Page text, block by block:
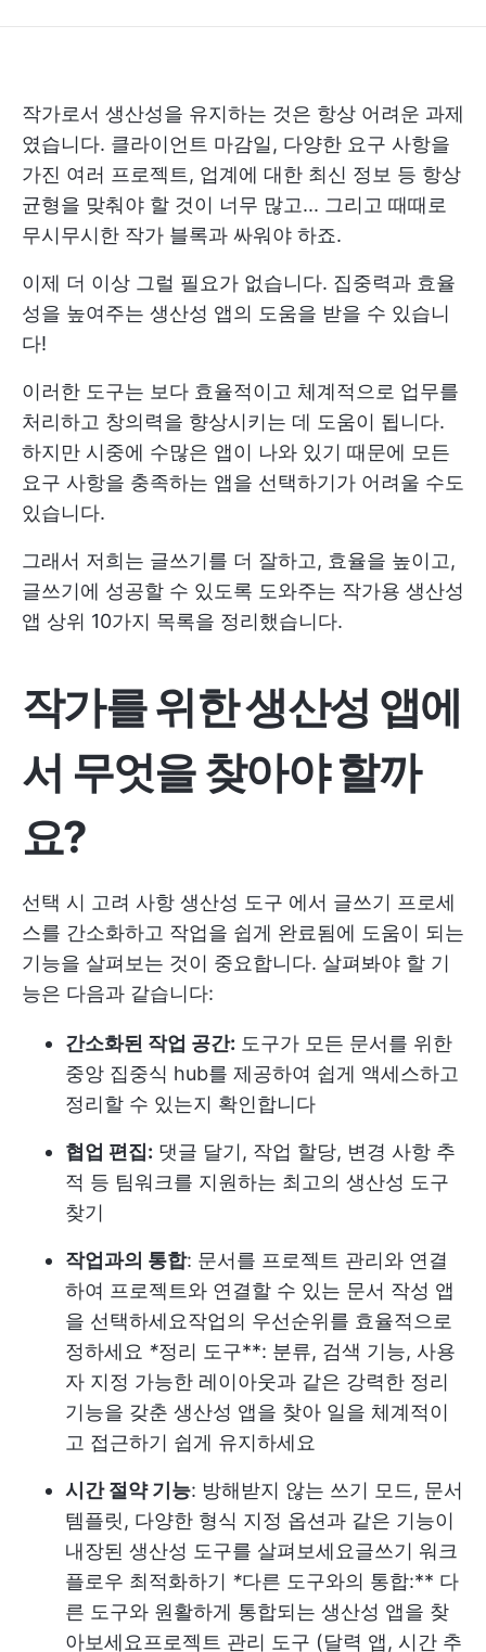
작가로서 생산성을 유지하는 것은 항상 어려운 과제
였습니다. 클라이언트 마감일, 다양한 요구 사항을
가진 여러 프로젝트, 업계에 대한 최신 정보 등 항상
균형을 맞춰야 할 것이 너무 많고... 그리고 때때로
무시무시한 작가 블록과 싸워야 하죠.
이제 더 이상 그럴 필요가 없습니다. 집중력과 효율
성을 높여주는 생산성 앱의 도움을 받을 수 있습니
다!
이러한 도구는 보다 효율적이고 체계적으로 업무를
처리하고 창의력을 향상시키는 데 도움이 됩니다.
하지만 시중에 수많은 앱이 나와 있기 때문에 모든
요구 사항을 충족하는 앱을 선택하기가 어려울 수도
있습니다.
그래서 저희는 글쓰기를 더 잘하고, 효율을 높이고,
글쓰기에 성공할 수 있도록 도와주는 작가용 생산성
앱 상위 10가지 목록을 정리했습니다.
작가를 위한 생산성 앱에
서 무엇을 찾아야 할까
요?
선택 시 고려 사항 생산성 도구 에서 글쓰기 프로세
스를 간소화하고 작업을 쉽게 완료됨에 도움이 되는
기능을 살펴보는 것이 중요합니다. 살펴봐야 할 기
능은 다음과 같습니다:
간소화된 작업 공간: 도구가 모든 문서를 위한
중앙 집중식 hub를 제공하여 쉽게 액세스하고
정리할 수 있는지 확인합니다
협업 편집: 댓글 달기, 작업 할당, 변경 사항 추
적 등 팀워크를 지원하는 최고의 생산성 도구
찾기
작업과의 통합: 문서를 프로젝트 관리와 연결
하여 프로젝트와 연결할 수 있는 문서 작성 앱
을 선택하세요작업의 우선순위를 효율적으로
정하세요 *정리 도구**: 분류, 검색 기능, 사용
자 지정 가능한 레이아웃과 같은 강력한 정리
기능을 갖춘 생산성 앱을 찾아 일을 체계적이
고 접근하기 쉽게 유지하세요
시간 절약 기능: 방해받지 않는 쓰기 모드, 문서
템플릿, 다양한 형식 지정 옵션과 같은 기능이
내장된 생산성 도구를 살펴보세요글쓰기 워크
플로우 최적화하기 *다른 도구와의 통합:** 다
른 도구와 원활하게 통합되는 생산성 앱을 찾
아보세요 프로젝트 관리 도구 (달력 앱, 시간 추